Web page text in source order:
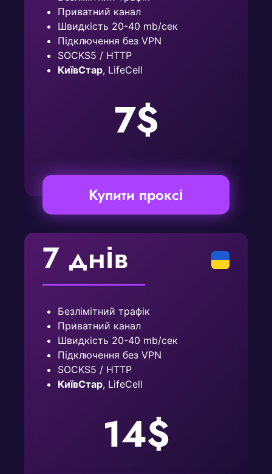
Приватний канал
Швидкість 20-40 mb/сек
Підключення без VPN
SOCKS5 / HTTP
КиївСтар, LifeCell
7$
Купити проксі
7 днів
Безлімітний трафік
Приватний канал
Швидкість 20-40 mb/сек
Підключення без VPN
SOCKS5 / HTTP
КиївСтар, LifeCell
14$